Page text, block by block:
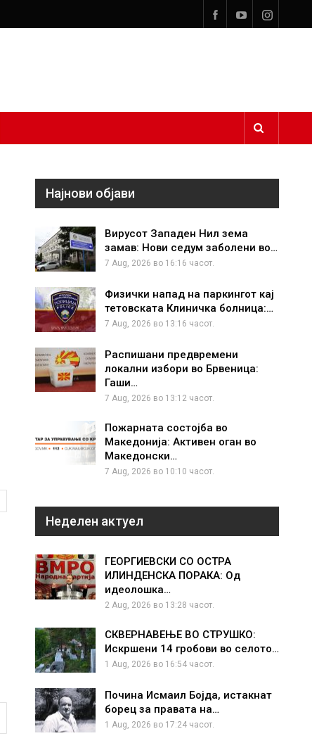
Најнови објави
Вирусот Западен Нил зема
замав: Нови седум заболени во…
7 Aug, 2026 во 16:16 часот.
Физички напад на паркингот кај
тетовската Клиничка болница:…
7 Aug, 2026 во 13:16 часот.
Распишани предвремени
локални избори во Брвеница:
Гаши…
7 Aug, 2026 во 13:12 часот.
Пожарната состојба во
Македонија: Активен оган во
Македонски…
7 Aug, 2026 во 10:10 часот.
Неделен актуел
ГЕОРГИЕВСКИ СО ОСТРА
ИЛИНДЕНСКА ПОРАКА: Од
идеолошка…
2 Aug, 2026 во 13:28 часот.
СКВЕРНАВЕЊЕ ВО СТРУШКО:
Искршени 14 гробови во селото…
1 Aug, 2026 во 16:54 часот.
Почина Исмаил Бојда, истакнат
борец за правата на…
1 Aug, 2026 во 17:24 часот.